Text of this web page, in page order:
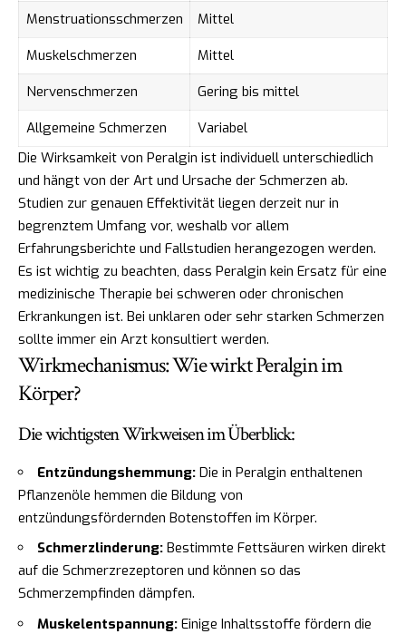
Menstruationsschmerzen
Mittel
Muskelschmerzen
Mittel
Nervenschmerzen
Gering bis mittel
Allgemeine Schmerzen
Variabel
Die Wirksamkeit von Peralgin ist individuell unterschiedlich
und hängt von der Art und Ursache der Schmerzen ab.
Studien zur genauen Effektivität liegen derzeit nur in
begrenztem Umfang vor, weshalb vor allem
Erfahrungsberichte und Fallstudien herangezogen werden.
Es ist wichtig zu beachten, dass Peralgin kein Ersatz für eine
medizinische Therapie bei schweren oder chronischen
Erkrankungen ist. Bei unklaren oder sehr starken Schmerzen
sollte immer ein Arzt konsultiert werden.
Wirkmechanismus: Wie wirkt Peralgin im
Körper?
Die wichtigsten Wirkweisen im Überblick:
Entzündungshemmung: Die in Peralgin enthaltenen
Pflanzenöle hemmen die Bildung von
entzündungsfördernden Botenstoffen im Körper.
Schmerzlinderung: Bestimmte Fettsäuren wirken direkt
auf die Schmerzrezeptoren und können so das
Schmerzempfinden dämpfen.
Muskelentspannung: Einige Inhaltsstoffe fördern die